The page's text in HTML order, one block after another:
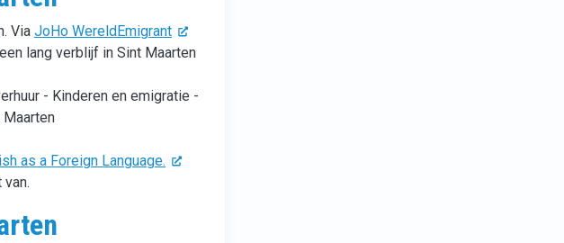
Via JoHo WereldEmigrant
lang verblijf in Sint Maarten
- Kinderen en emigratie -
as a Foreign Language.